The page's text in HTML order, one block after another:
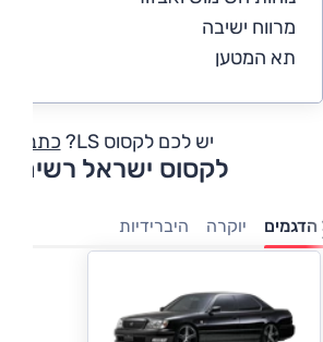
מרווח ישיבה
תא המטען
יש לכם לקסוס LS? כתבו
לקסוס ישראל רשימת
הדגמים יוקרה היברידיות